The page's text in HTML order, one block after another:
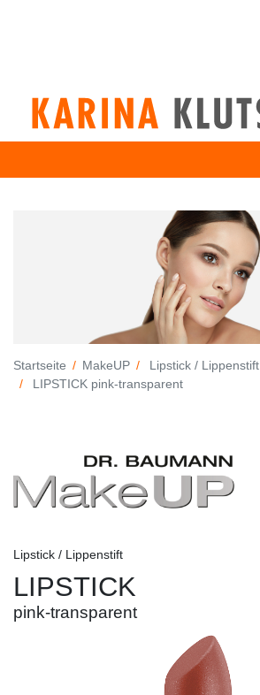
Startseite MakeUP
Lipstick / Lippenstift
LIPSTICK pink-transparent
Lipstick / Lippenstift
LIPSTICK
pink-transparent